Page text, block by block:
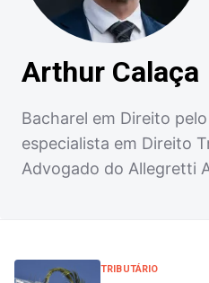
Arthur Calaça
Bacharel em Direito
especialista em Direito
Advogado do Allegretti
TRIBUTÁRIO